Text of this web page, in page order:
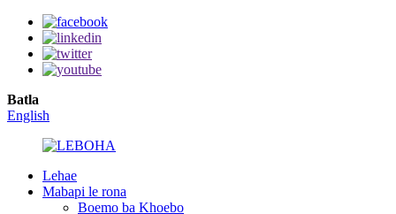
Batla
English
Lehae
Mabapi le rona
Boemo ba Khoebo